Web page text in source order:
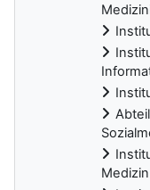
Medizin